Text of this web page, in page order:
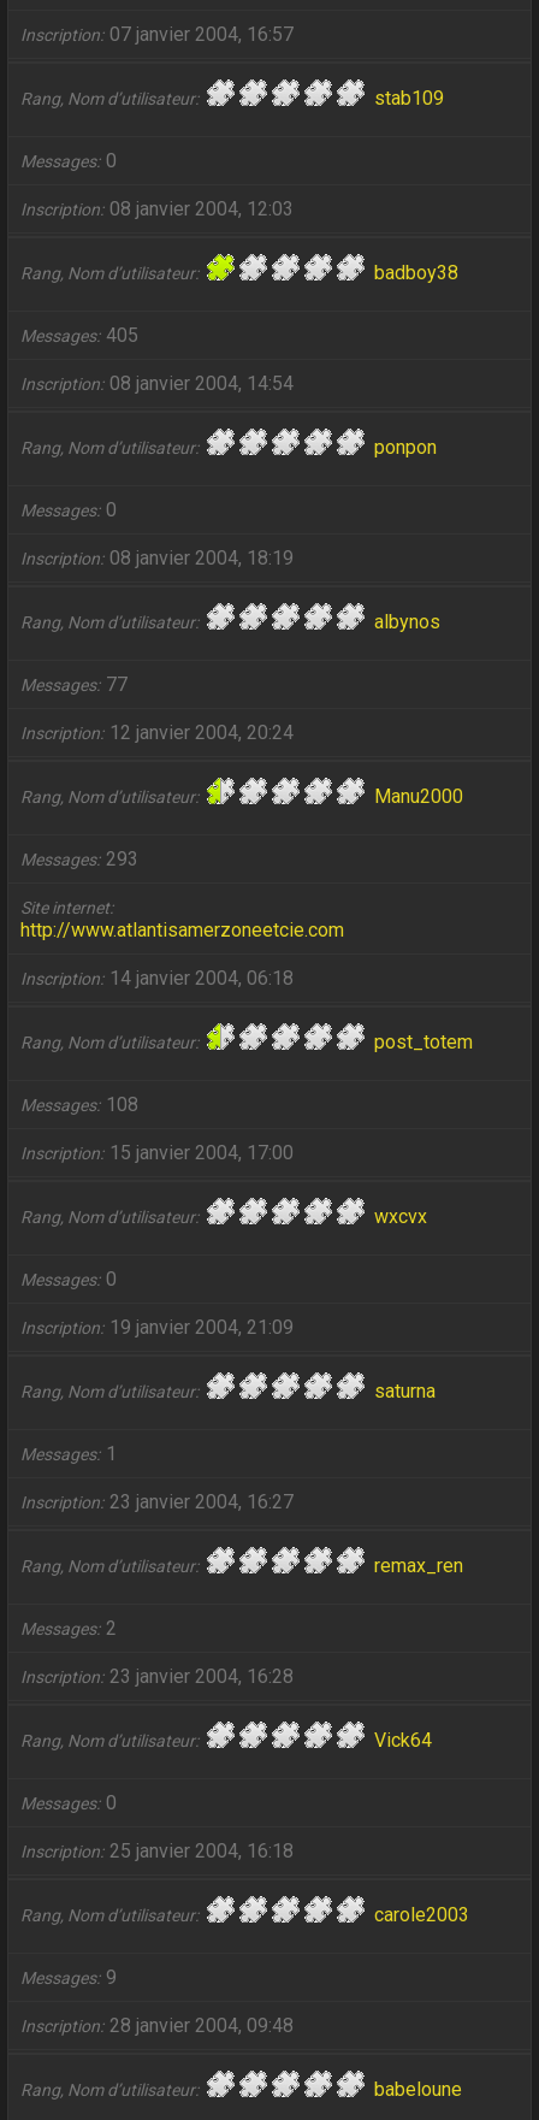
Inscription 07 janvier 2004, 16:57
Rang, Nom d’utilisateur stab109
Messages 0
Inscription 08 janvier 2004, 12:03
Rang, Nom d’utilisateur badboy38
Messages 405
Inscription 08 janvier 2004, 14:54
Rang, Nom d’utilisateur ponpon
Messages 0
Inscription 08 janvier 2004, 18:19
Rang, Nom d’utilisateur albynos
Messages 77
Inscription 12 janvier 2004, 20:24
Rang, Nom d’utilisateur Manu2000
Messages 293
Site internet
http://www.atlantisamerzoneetcie.com
Inscription 14 janvier 2004, 06:18
Rang, Nom d’utilisateur post_totem
Messages 108
Inscription 15 janvier 2004, 17:00
Rang, Nom d’utilisateur wxcvx
Messages 0
Inscription 19 janvier 2004, 21:09
Rang, Nom d’utilisateur saturna
Messages 1
Inscription 23 janvier 2004, 16:27
Rang, Nom d’utilisateur remax_ren
Messages 2
Inscription 23 janvier 2004, 16:28
Rang, Nom d’utilisateur Vick64
Messages 0
Inscription 25 janvier 2004, 16:18
Rang, Nom d’utilisateur carole2003
Messages 9
Inscription 28 janvier 2004, 09:48
Rang, Nom d’utilisateur babeloune